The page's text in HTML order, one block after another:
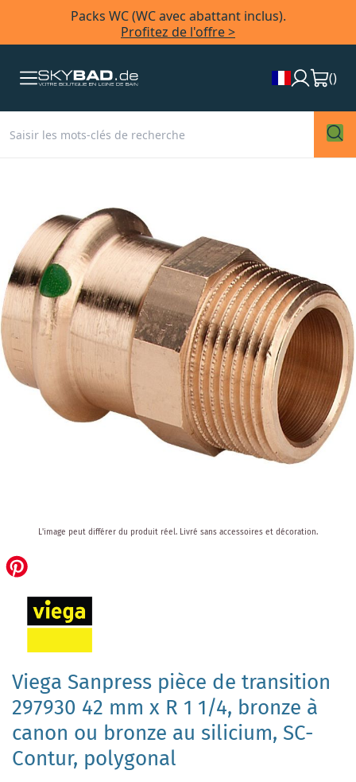
Packs WC (WC avec abattant inclus).
Profitez de l'offre >
()
Viega Sanpress pièce de transition
297930 42 mm x R 1 1/4, bronze à
canon ou bronze au silicium, SC-
Contur, polygonal
images
gallery
the
beginning
images
gallery
L'image peut différer du produit réel. Livré sans accessoires et décoration.